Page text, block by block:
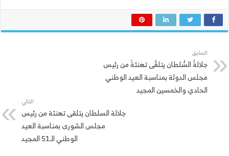
السابق
جلالةُ السُّلطان يتلقّى تهنئةً من رئيس
مجلس الدولة بمناسبة العيد الوطني
الحادي والخمسين المجيد
التالي
جلالة السلطان يتلقى تهنئة من رئيس
مجلس الشورى بمناسبة العيد
الوطني الـ51 المجيد